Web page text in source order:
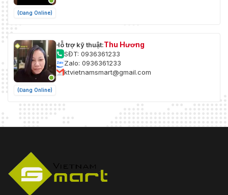
(Đang Online)
(Đang Online)
Hỗ trợ kỹ thuật:Thu Hương
SĐT: 0936361233
Zalo: 0936361233
ktvietnamsmart@gmail.com